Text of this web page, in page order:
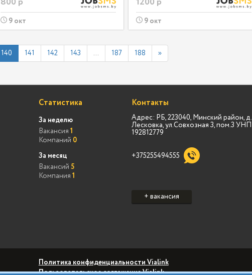
800 р
9 окт
1200 р
9 окт
140 141 142 143 ... 187 188 »
Статистика
За неделю
Вакансия 1
Компаний 0
За месяц
Вакансий 5
Компания 1
Контакты
Адрес: РБ, 223040, Минский район, д.
Лесковка, ул.Совхозная 3, пом.3 УНП
192812779
+375255494555
+ вакансия
Политика конфиденциальности Vialink
Пользовательское соглашение Vialink